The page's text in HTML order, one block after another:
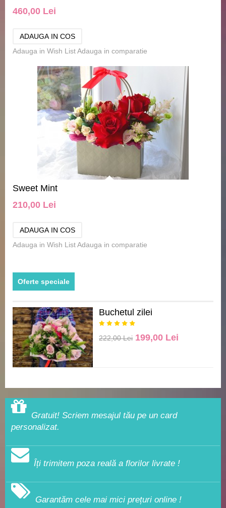
460,00 Lei
Adauga in Wish ListAdauga in comparatie
Sweet Mint
210,00 Lei
Adauga in Wish ListAdauga in comparatie
Oferte speciale
Buchetul zilei
222,00 Lei 199,00 Lei
Gratuit! Scriem mesajul tău pe un card
personalizat.
Îți trimitem poza reală a florilor livrate !
Garantăm cele mai mici prețuri online !